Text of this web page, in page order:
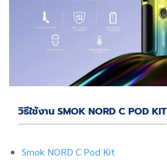
วิธีใช้งาน SMOK NORD C POD KIT
Smok NORD C Pod Kit